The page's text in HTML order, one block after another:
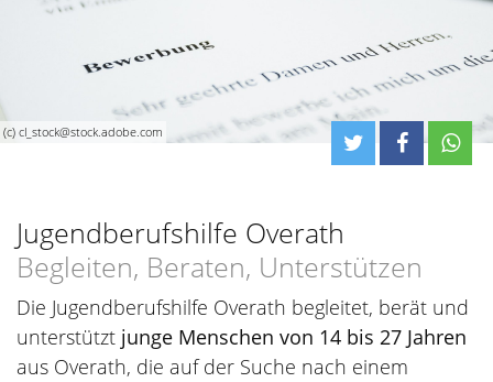
(c) cl_stock@stock.adobe.com
Jugendberufshilfe Overath
Begleiten, Beraten, Unterstützen
Die Jugendberufshilfe Overath begleitet, berät und
unterstützt junge Menschen von 14 bis 27 Jahren
aus Overath, die auf der Suche nach einem